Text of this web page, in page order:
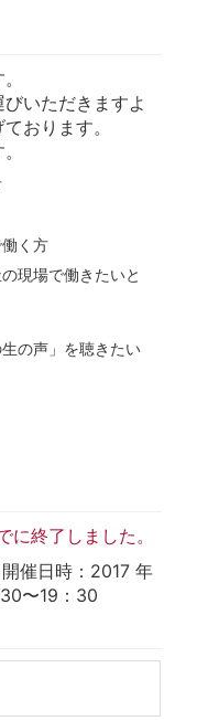
いただきますよ
おります。
く方
現場で働きたいと
の声」を聴きたい
に終了しました。
催日時：2017 年
〜19：30